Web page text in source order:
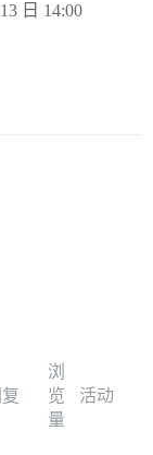
日 14:00
复
浏
览
量
活动